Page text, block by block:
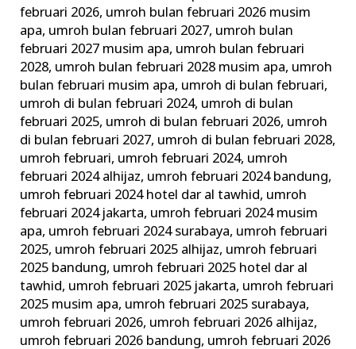
februari 2026, umroh bulan februari 2026 musim
apa, umroh bulan februari 2027, umroh bulan
februari 2027 musim apa, umroh bulan februari
2028, umroh bulan februari 2028 musim apa, umroh
bulan februari musim apa, umroh di bulan februari,
umroh di bulan februari 2024, umroh di bulan
februari 2025, umroh di bulan februari 2026, umroh
di bulan februari 2027, umroh di bulan februari 2028,
umroh februari, umroh februari 2024, umroh
februari 2024 alhijaz, umroh februari 2024 bandung,
umroh februari 2024 hotel dar al tawhid, umroh
februari 2024 jakarta, umroh februari 2024 musim
apa, umroh februari 2024 surabaya, umroh februari
2025, umroh februari 2025 alhijaz, umroh februari
2025 bandung, umroh februari 2025 hotel dar al
tawhid, umroh februari 2025 jakarta, umroh februari
2025 musim apa, umroh februari 2025 surabaya,
umroh februari 2026, umroh februari 2026 alhijaz,
umroh februari 2026 bandung, umroh februari 2026